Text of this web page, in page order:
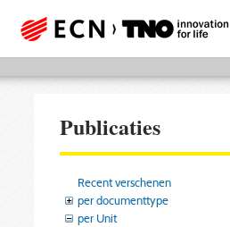
Publicaties
Recent verschenen
per documenttype
per Unit